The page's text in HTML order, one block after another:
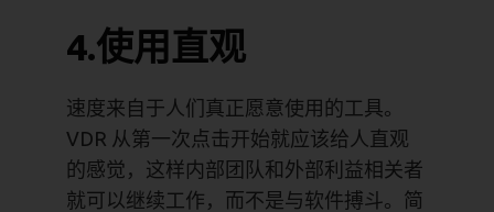
4.使用直观
速度来自于人们真正愿意使用的工具。
VDR 从第一次点击开始就应该给人直观
的感觉，这样内部团队和外部利益相关者
就可以继续工作，而不是与软件搏斗。简